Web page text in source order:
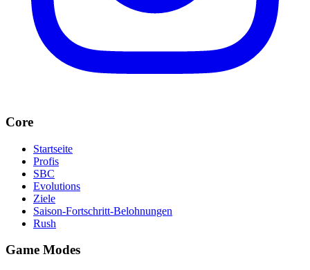
Core
Startseite
Profis
SBC
Evolutions
Ziele
Saison-Fortschritt-Belohnungen
Rush
Game Modes